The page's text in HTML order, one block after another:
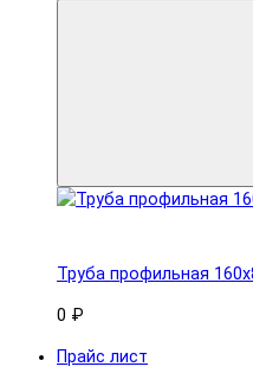
Труба профильная
0 ₽
Прайс лист